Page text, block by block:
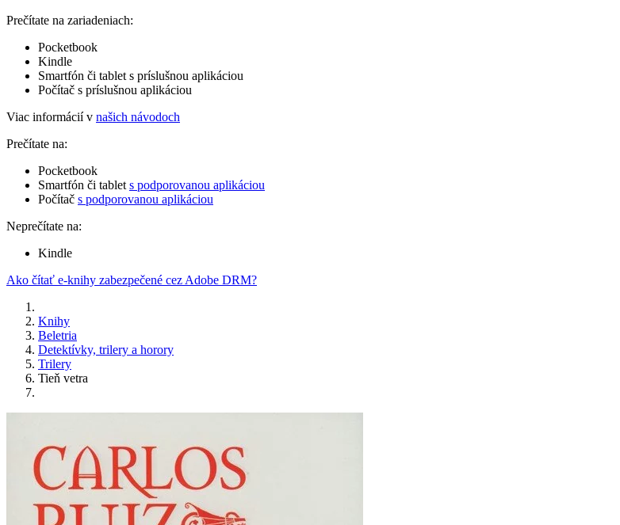
Prečítate na zariadeniach:
Pocketbook
Kindle
Smartfón či tablet s príslušnou aplikáciou
Počítač s príslušnou aplikáciou
Viac informácií v našich návodoch
Prečítate na:
Pocketbook
Smartfón či tablet s podporovanou aplikáciou
Počítač s podporovanou aplikáciou
Neprečítate na:
Kindle
Ako čítať e-knihy zabezpečené cez Adobe DRM?
Knihy
Beletria
Detektívky, trilery a horory
Trilery
Tieň vetra